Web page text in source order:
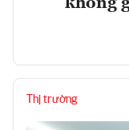
Thị trường